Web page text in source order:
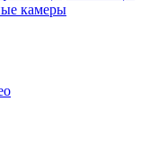
камеры